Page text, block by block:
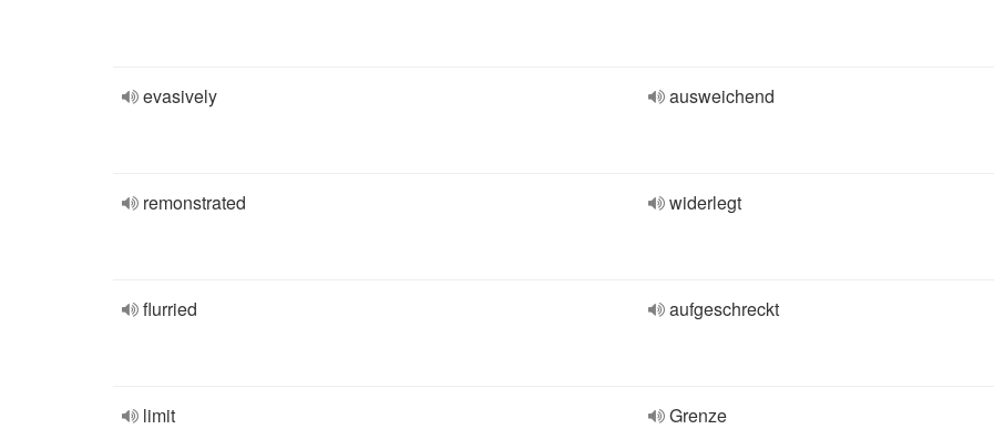
evasively ausweichend
remonstrated widerlegt
flurried aufgeschreckt
limit Grenze